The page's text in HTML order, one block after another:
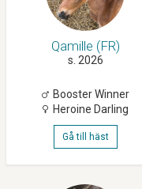
Qamille (FR)
s. 2026
Booster Winner
Heroine Darling
Gå till häst